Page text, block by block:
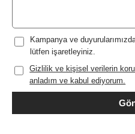
Kampanya ve
lütfen işaretleyiniz.
Gizlilik ve kişisel verilerin
anladım ve kabul ediyorum.